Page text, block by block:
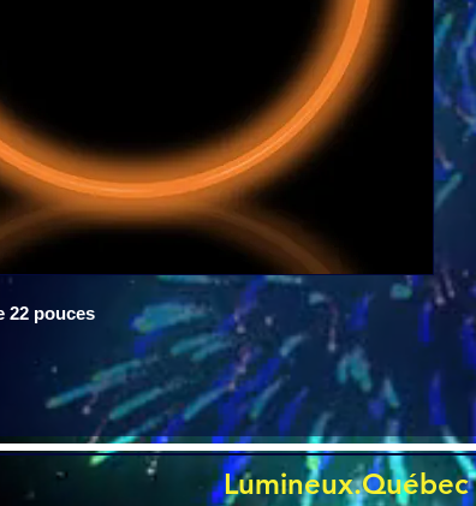
22 pouces
Lumineux.Québec